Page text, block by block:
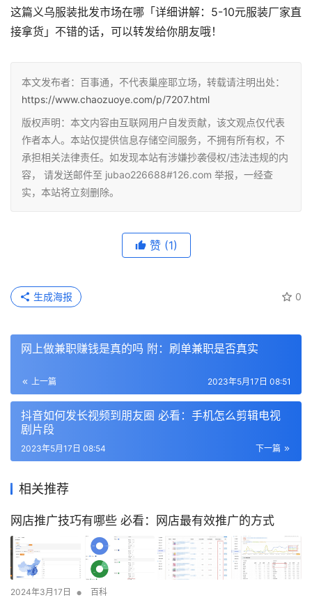
这篇义乌服装批发市场在哪「详细讲解：5-10元服装厂家直
接拿货」不错的话，可以转发给你朋友哦！
本文发布者：百事通，不代表巢座耶立场，转载请注明出处：
https://www.chaozuoye.com/p/7207.html
版权声明：本文内容由互联网用户自发贡献，该文观点仅代表
作者本人。本站仅提供信息存储空间服务，不拥有所有权，不
承担相关法律责任。如发现本站有涉嫌抄袭侵权/违法违规的内
容， 请发送邮件至 jubao226688#126.com 举报，一经查
实，本站将立刻删除。
赞 (1)
0
生成海报
网上做兼职赚钱是真的吗 附：刷单兼职是否真实
上一篇 2023年5月17日 08:51
抖音如何发长视频到朋友圈 必看：手机怎么剪辑电视
剧片段
下一篇
2023年5月17日 08:54
相关推荐
网店推广技巧有哪些 必看：网店最有效推广的方式
2024年3月17日 • 百科